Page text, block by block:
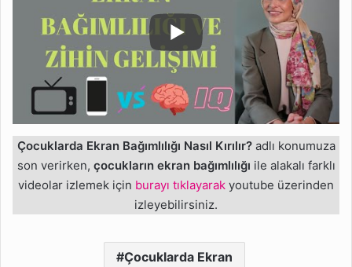
Çocuklarda Ekran Bağımlılığı Nasıl Kırılır?adlı konumuza
son verirken, çocukların ekran bağımlılığı ile alakalı farklı
videolar izlemek için burayı tıklayarak youtube üzerinden
izleyebilirsiniz.
Çocuklarda Ekran